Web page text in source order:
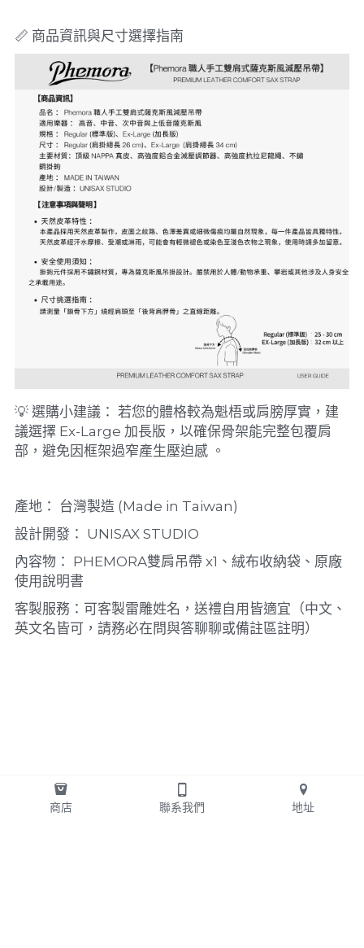
📏 商品資訊與尺寸選擇指南
💡 選購小建議： 若您的體格較為魁梧或肩膀厚實，建
議選擇 Ex-Large 加長版，以確保骨架能完整包覆肩
部，避免因框架過窄產生壓迫感 。
產地： 台灣製造 (Made in Taiwan)
設計開發： UNISAX STUDIO
內容物： PHEMORA雙肩吊帶 x1、絨布收納袋、原廠
使用說明書
客製服務：可客製雷雕姓名，送禮自用皆適宜（中文、
英文名皆可，請務必在問與答聊聊或備註區註明）
商店 聯系我們 地址